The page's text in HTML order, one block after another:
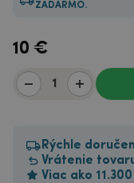
ZADARMO.
10 €
Rýchle
Vrátenie
Viac ako